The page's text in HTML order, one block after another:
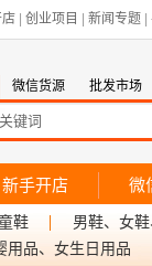
创业项目 新闻专题
微信货源 批发市场
新手开店 微
鞋
男鞋、女
用品、女生日用品